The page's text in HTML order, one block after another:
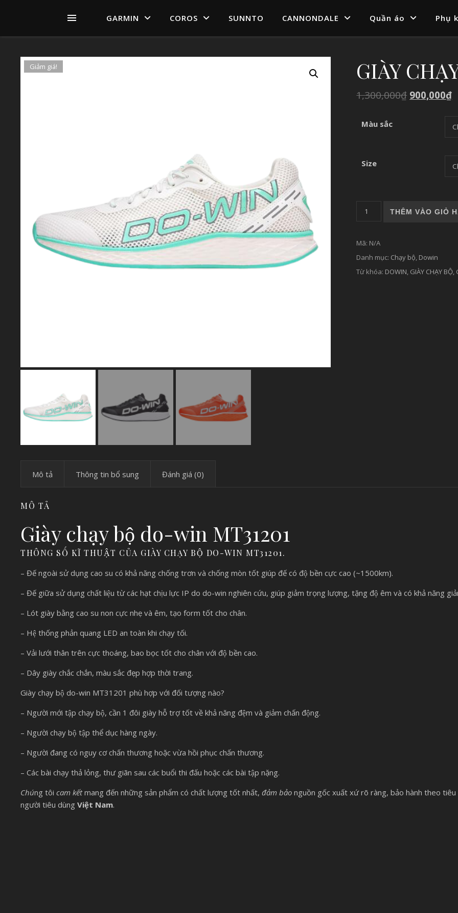
GARMIN COROS SUNNTO CANNONDALE Quần áo Phụ
Giảm giá! GIÀY
1,300,000₫ 900,000₫
Màu sắc
Size
GIÀY CHẠY BỘ DO-WIN
THÊM VÀO GIỎ
Mã: N/A
Danh mục: Chạy bộ, Dowin
Từ khóa: DOWIN, GIÀY CHẠY BỘ,
Mô tả Thông tin bổ sung Đánh giá (0)
MÔ TẢ
Giày chạy bộ do-win MT31201
THÔNG SỐ KĨ THUẬT CỦA GIÀY CHẠY BỘ DO-WIN MT31201.
– Đế ngoài sử dụng cao su có khả năng chống trơn và chống mòn tốt giúp đế có độ bền cực cao (~1500km).
– Đế giữa sử dụng chất liệu từ các hạt chịu lực IP do do-win nghiên cứu, giúp giảm trọng lượng, tặng độ êm và có khả năng
– Lót giày bằng cao su non cực nhẹ và êm, tạo form tốt cho chân.
– Hệ thống phản quang LED an toàn khi chạy tối.
– Vải lưới thân trên cực thoáng, bao bọc tốt cho chân với độ bền cao.
– Dây giày chắc chắn, màu sắc đẹp hợp thời trang.
Giày chạy bộ do-win MT31201 phù hợp với đối tượng nào?
– Người mới tập chạy bộ, cần 1 đôi giày hỗ trợ tốt về khả năng đệm và giảm chấn động.
– Người chạy bộ tập thể dục hàng ngày.
– Người đang có nguy cơ chấn thương hoặc vừa hồi phục chấn thương.
– Các bài chạy thả lỏng, thư giãn sau các buổi thi đấu hoặc các bài tập nặng.
Chúng tôi cam kếtmang đến những sản phẩm có chất lượng tốt nhất, đảm bảo nguồn gốc xuất xứ rõ ràng, bảo hành theo tiêu
người tiêu dùng Việt Nam.